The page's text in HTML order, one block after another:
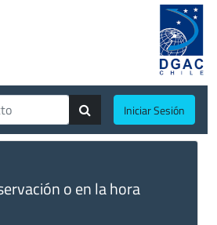
Iniciar Sesión
o en la hora